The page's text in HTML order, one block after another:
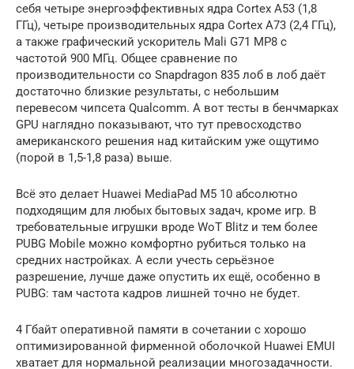
себя четыре энергоэффективных ядра Cortex A53 (1,8
ГГц), четыре производительных ядра Cortex A73 (2,4 ГГц),
а также графический ускоритель Mali G71 MP8 с
частотой 900 МГц. Общее сравнение по
производительности со Snapdragon 835 лоб в лоб даёт
достаточно близкие результаты, с небольшим
перевесом чипсета Qualcomm. А вот тесты в бенчмарках
GPU наглядно показывают, что тут превосходство
американского решения над китайским уже ощутимо
(порой в 1,5-1,8 раза) выше.
Всё это делает Huawei MediaPad M5 10 абсолютно
подходящим для любых бытовых задач, кроме игр. В
требовательные игрушки вроде WoT Blitz и тем более
PUBG Mobile можно комфортно рубиться только на
средних настройках. А если учесть серьёзное
разрешение, лучше даже опустить их ещё, особенно в
PUBG: там частота кадров лишней точно не будет.
4 Гбайт оперативной памяти в сочетании с хорошо
оптимизированной фирменной оболочкой Huawei EMUI
хватает для нормальной реализации многозадачности.